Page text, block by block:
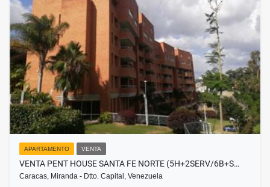
APARTAMENTO VENTA
VENTA PENT HOUSE SANTA FE NORTE (5H+2SERV/6B+S…
Caracas, Miranda - Dtto. Capital, Venezuela